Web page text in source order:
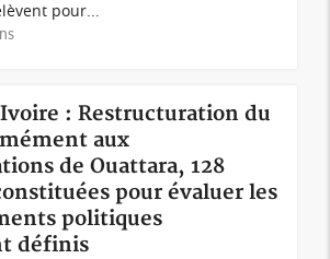
pour...
: Restructuration du
aux
de Ouattara, 128
pour évaluer les
politiques
définis